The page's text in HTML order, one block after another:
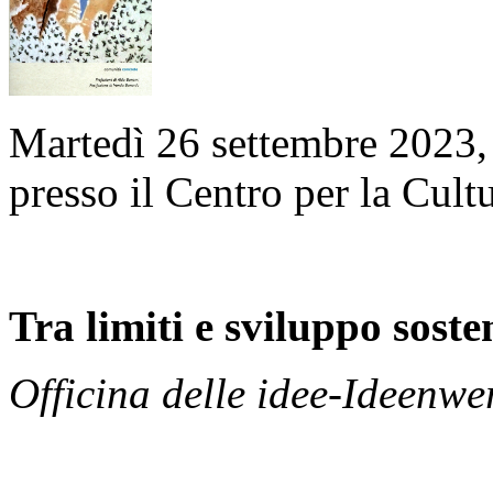
Martedì 26 settembre
presso il Centro per la
Tra limiti e sviluppo
Officina delle idee-